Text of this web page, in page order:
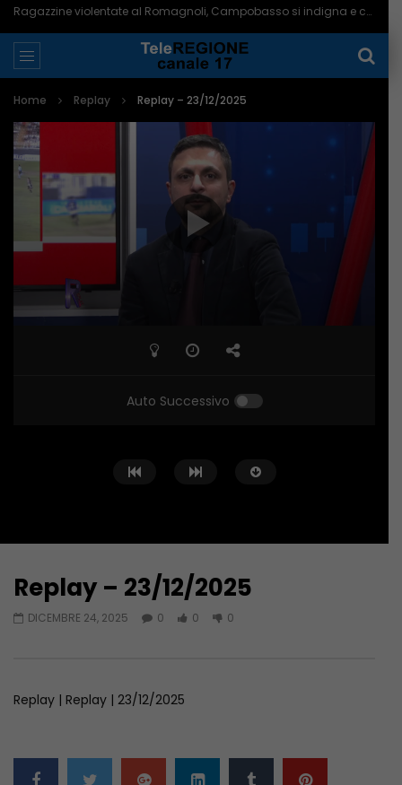
Ragazzine violentate al Romagnoli, Campobasso si indigna e chiede più controlli – 06/08/2026
Home Replay Replay – 23/12/2025
Auto Successivo
46:44
Replay – 23/12/2025
DICEMBRE 24, 2025 0 0 0
Replay | Replay | 23/12/2025